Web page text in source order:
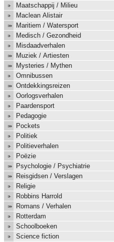
Maatschappij / Milieu
Maclean Alistair
Maritiem / Watersport
Medisch / Gezondheid
Misdaadverhalen
Muziek / Artiesten
Mysteries / Mythen
Omnibussen
Ontdekkingsreizen
Oorlogsverhalen
Paardensport
Pedagogie
Pockets
Politiek
Politieverhalen
Poëzie
Psychologie / Psychiatrie
Reisgidsen / Verslagen
Religie
Robbins Harrold
Romans / Verhalen
Rotterdam
Schoolboeken
Science fiction